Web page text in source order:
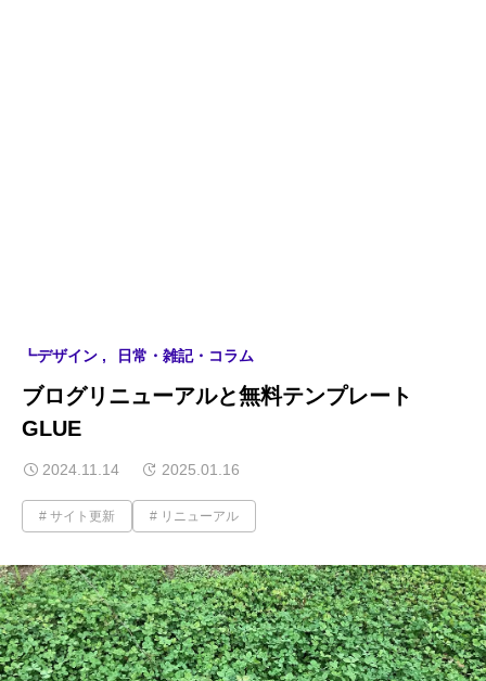
┗デザイン 日常・雑記・コラム
ブログリニューアルと無料テンプレート
GLUE
2024.11.14 2025.01.16
サイト更新 リニューアル